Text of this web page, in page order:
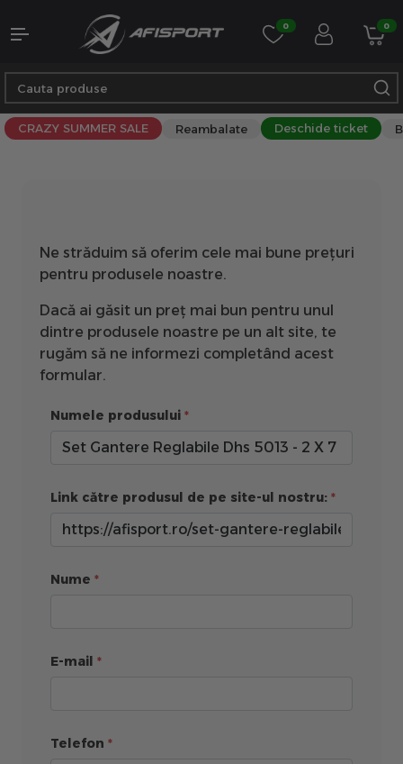
0 0
CRAZY SUMMER SALE Reambalate Deschide ticket
Ne străduim să oferim cele mai bune prețuri
pentru produsele noastre.
Dacă ai găsit un preț mai bun pentru unul
dintre produsele noastre pe un alt site, te
rugăm să ne informezi completând acest
formular.
Numele produsului
Link către produsul de pe site-ul nostru:
Nume
E-mail
Telefon